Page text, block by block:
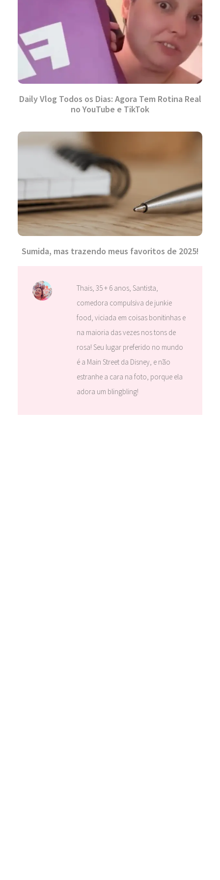
Daily Vlog Todos os Dias: Agora Tem Rotina Real
no YouTube e TikTok
Sumida, mas trazendo meus favoritos de 2025!
Thais, 35 + 6 anos, Santista,
comedora compulsiva de junkie
food, viciada em coisas bonitinhas e
na maioria das vezes nos tons de
rosa! Seu lugar preferido no mundo
é a Main Street da Disney, e não
estranhe a cara na foto, porque ela
adora um blingbling!